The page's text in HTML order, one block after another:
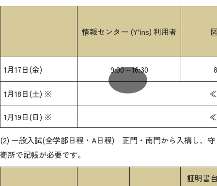
情報センター (Y‘ins) 利用者
1月17日(金) 9:00～16:30
1月18日(土) ※
≪
1月19日(日) ※
≪
(2) 一般入試(全学部日程・A日程) 正門・南門から入構し、守
衛所で記帳が必要です。
証明書